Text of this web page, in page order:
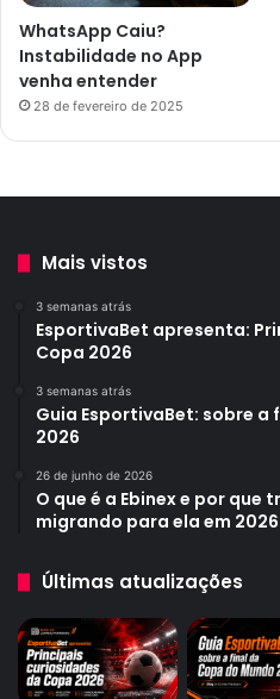
WhatsApp Caiu?
Instabilidade no App
venha entender
28 de fevereiro de 2025
Mais vistos
3 semanas atrás
EsportivaBet apresenta:
Copa 2026
3 semanas atrás
Guia EsportivaBet: sobre a
2026
26 de junho de 2026
O que é a Ebinex e por
migrando para ela em 2026
Últimas atualizações